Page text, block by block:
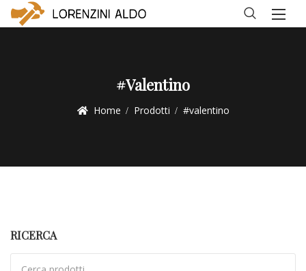
#valentino
Home Prodotti #valentino
RICERCA